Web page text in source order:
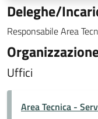
Deleghe/
Responsabile Area
Uffici
Area Tecnica -